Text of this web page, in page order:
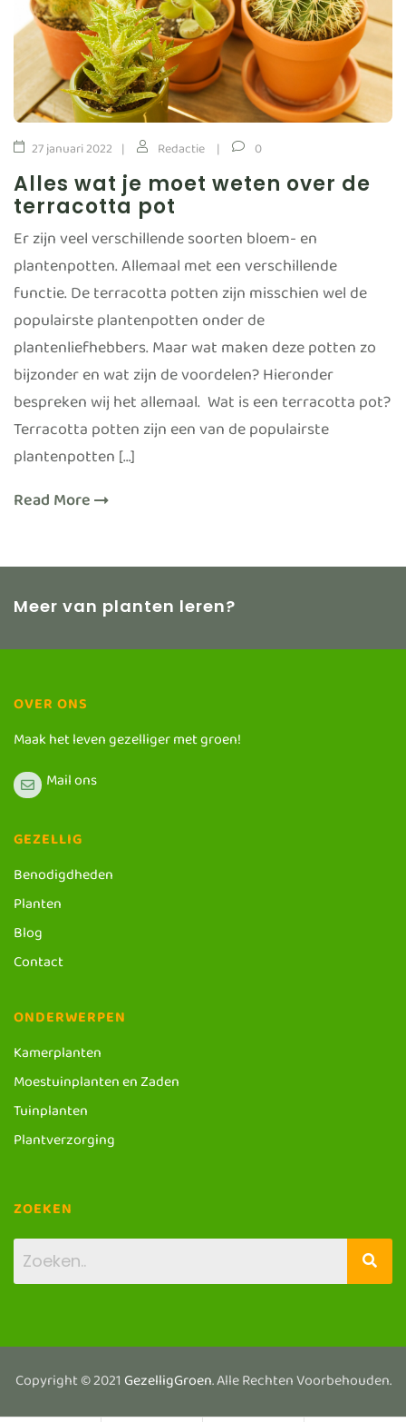
27 januari 2022 Redactie 0
Alles wat je moet weten over de
terracotta pot
Er zijn veel verschillende soorten bloem- en
plantenpotten. Allemaal met een verschillende
functie. De terracotta potten zijn misschien wel de
populairste plantenpotten onder de
plantenliefhebbers. Maar wat maken deze potten zo
bijzonder en wat zijn de voordelen? Hieronder
bespreken wij het allemaal. Wat is een terracotta pot?
Terracotta potten zijn een van de populairste
plantenpotten […]
Read More
Meer van planten leren?
OVER ONS
Maak het leven gezelliger met groen!
Mail ons
GEZELLIG
Benodigdheden
Planten
Blog
Contact
ONDERWERPEN
Kamerplanten
Moestuinplanten en Zaden
Tuinplanten
Plantverzorging
ZOEKEN
Copyright © 2021GezelligGroen. Alle Rechten Voorbehouden.